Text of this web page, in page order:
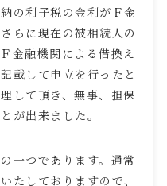
の利子税の金利がＦ金
らに現在の被相続人の
金融機関による借換え
載して申立を行ったと
して頂き、無事、担保
が出来ました。
一つであります。通常
たしておりますので、